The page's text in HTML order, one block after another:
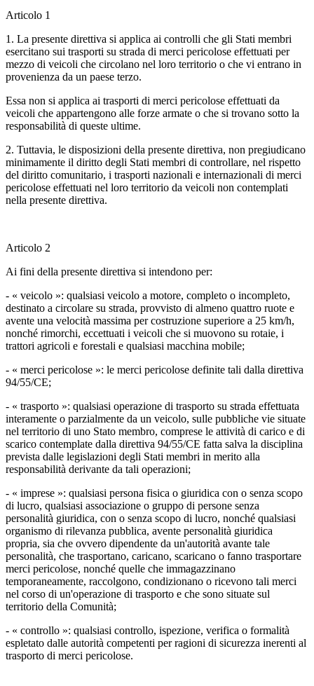
Articolo 1
1. La presente direttiva si applica ai controlli che gli Stati membri
esercitano sui trasporti su strada di merci pericolose effettuati per
mezzo di veicoli che circolano nel loro territorio o che vi entrano in
provenienza da un paese terzo.
Essa non si applica ai trasporti di merci pericolose effettuati da
veicoli che appartengono alle forze armate o che si trovano sotto la
responsabilità di queste ultime.
2. Tuttavia, le disposizioni della presente direttiva, non pregiudicano
minimamente il diritto degli Stati membri di controllare, nel rispetto
del diritto comunitario, i trasporti nazionali e internazionali di merci
pericolose effettuati nel loro territorio da veicoli non contemplati
nella presente direttiva.
Articolo 2
Ai fini della presente direttiva si intendono per:
- « veicolo »: qualsiasi veicolo a motore, completo o incompleto,
destinato a circolare su strada, provvisto di almeno quattro ruote e
avente una velocità massima per costruzione superiore a 25 km/h,
nonché rimorchi, eccettuati i veicoli che si muovono su rotaie, i
trattori agricoli e forestali e qualsiasi macchina mobile;
- « merci pericolose »: le merci pericolose definite tali dalla direttiva
94/55/CE;
- « trasporto »: qualsiasi operazione di trasporto su strada effettuata
interamente o parzialmente da un veicolo, sulle pubbliche vie situate
nel territorio di uno Stato membro, comprese le attività di carico e di
scarico contemplate dalla direttiva 94/55/CE fatta salva la disciplina
prevista dalle legislazioni degli Stati membri in merito alla
responsabilità derivante da tali operazioni;
- « imprese »: qualsiasi persona fisica o giuridica con o senza scopo
di lucro, qualsiasi associazione o gruppo di persone senza
personalità giuridica, con o senza scopo di lucro, nonché qualsiasi
organismo di rilevanza pubblica, avente personalità giuridica
propria, sia che ovvero dipendente da un'autorità avante tale
personalità, che trasportano, caricano, scaricano o fanno trasportare
merci pericolose, nonché quelle che immagazzinano
temporaneamente, raccolgono, condizionano o ricevono tali merci
nel corso di un'operazione di trasporto e che sono situate sul
territorio della Comunità;
- « controllo »: qualsiasi controllo, ispezione, verifica o formalità
espletato dalle autorità competenti per ragioni di sicurezza inerenti al
trasporto di merci pericolose.